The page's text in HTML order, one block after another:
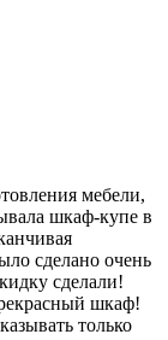
мебели,
шкаф-купе в
сделано очень
сделали!
шкаф!
только